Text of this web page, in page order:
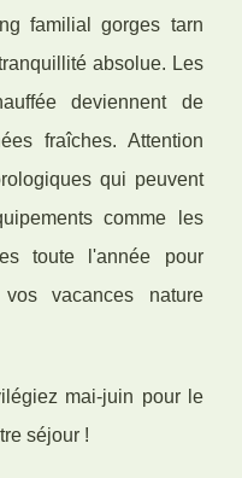
familial gorges tarn
absolue. Les
deviennent de
fraîches. Attention
qui peuvent
comme les
toute l'année pour
vacances nature
mai-juin pour le
séjour !